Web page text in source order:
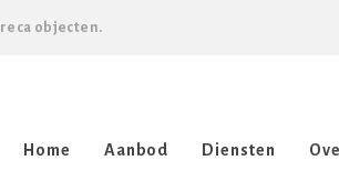
objecten.
Home Aanbod Diensten